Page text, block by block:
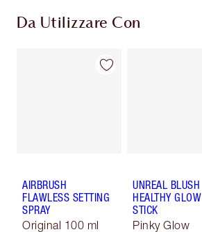
Da Utilizzare Con
AIRBRUSH
FLAWLESS SETTING
SPRAY
Original 100 ml
UNREAL BLUSH
HEALTHY GLOW
STICK
Pinky Glow